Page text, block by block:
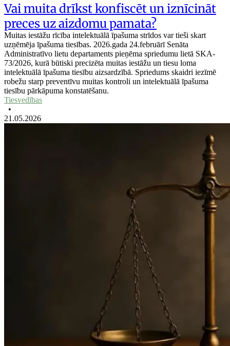
Vai muita drīkst konfiscēt un iznīcināt
preces uz aizdomu pamata?
Muitas iestāžu rīcība intelektuālā īpašuma strīdos var tieši skart
uzņēmēja īpašuma tiesības. 2026.gada 24.februārī Senāta
Administratīvo lietu departaments pieņēma spriedumu lietā SKA-
73/2026, kurā būtiski precizēta muitas iestāžu un tiesu loma
intelektuālā īpašuma tiesību aizsardzībā. Spriedums skaidri iezīmē
robežu starp preventīvu muitas kontroli un intelektuālā īpašuma
tiesību pārkāpuma konstatēšanu.
Tiesvedības
•
21.05.2026